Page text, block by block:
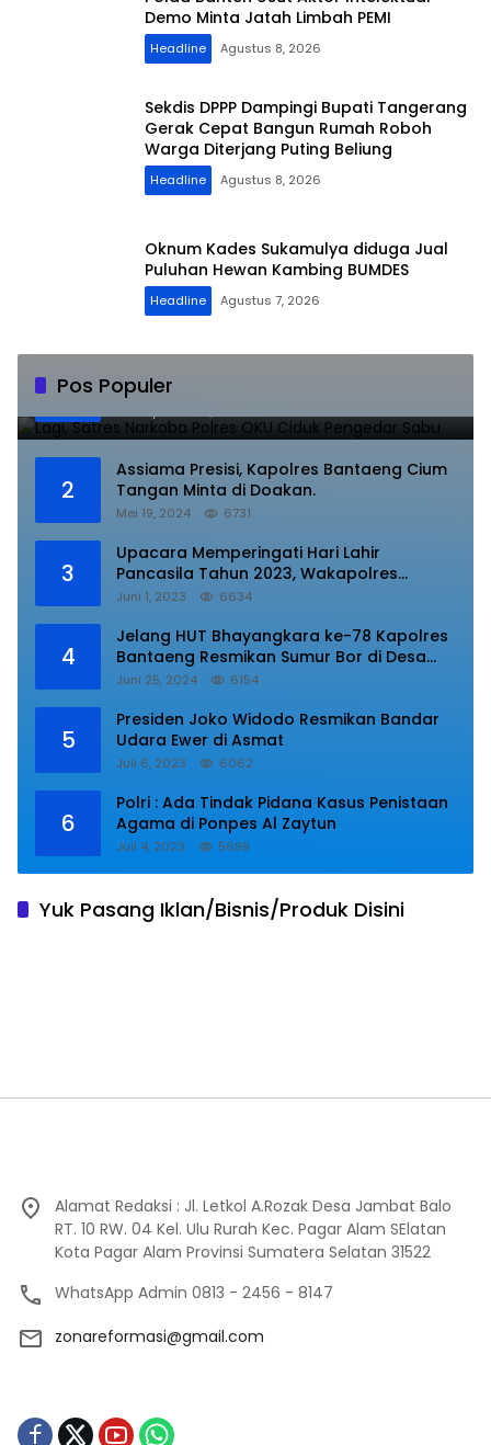
Demo Minta Jatah Limbah PEMI
Headline Agustus 8, 2026
Sekdis DPPP Dampingi Bupati Tangerang
Gerak Cepat Bangun Rumah Roboh
Warga Diterjang Puting Beliung
Headline Agustus 8, 2026
Oknum Kades Sukamulya diduga Jual
Puluhan Hewan Kambing BUMDES
Headline Agustus 7, 2026
Pos Populer
1
Pengedar Sabu
2
Assiama Presisi, Kapolres Bantaeng Cium
Tangan Minta di Doakan.
Mei 19, 2024 6731
3
Upacara Memperingati Hari Lahir
Pancasila Tahun 2023, Wakapolres
Lampung Utara Bacakan Amanat Kepala
Juni 1, 2023 6634
4
Jelang HUT Bhayangkara ke-78 Kapolres
Bantaeng Resmikan Sumur Bor di Desa
Kaloling Bantaeng
Juni 25, 2024 6154
5
Presiden Joko Widodo Resmikan Bandar
Udara Ewer di Asmat
Juli 6, 2023 6062
6
Polri : Ada Tindak Pidana Kasus Penistaan
Agama di Ponpes Al Zaytun
Juli 4, 2023 5699
Yuk Pasang Iklan/Bisnis/Produk Disini
Alamat Redaksi : Jl. Letkol A.Rozak Desa Jambat Balo
RT. 10 RW. 04 Kel. Ulu Rurah Kec. Pagar Alam SElatan
Kota Pagar Alam Provinsi Sumatera Selatan 31522
WhatsApp Admin 0813 - 2456 - 8147
zonareformasi@gmail.com